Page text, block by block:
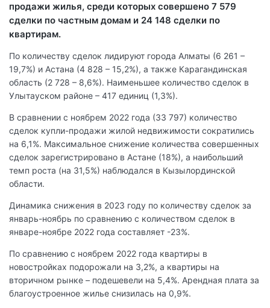
продажи жилья, среди которых совершено 7 579
сделки по частным домам и 24 148 сделки по
квартирам.
По количеству сделок лидируют города Алматы (6 261 –
19,7%) и Астана (4 828 – 15,2%), а также Карагандинская
область (2 728 – 8,6%). Наименьшее количество сделок в
Улытауском районе – 417 единиц (1,3%).
В сравнении с ноябрем 2022 года (33 797) количество
сделок купли-продажи жилой недвижимости сократились
на 6,1%. Максимальное снижение количества совершенных
сделок зарегистрировано в Астане (18%), а наибольший
темп роста (на 31,5%) наблюдался в Кызылординской
области.
Динамика снижения в 2023 году по количеству сделок за
январь-ноябрь по сравнению с количеством сделок в
январе-ноябре 2022 года составляет -23%.
По сравнению с ноябрем 2022 года квартиры в
новостройках подорожали на 3,2%, а квартиры на
вторичном рынке – подешевели на 5,4%. Арендная плата за
благоустроенное жилье снизилась на 0,9%.